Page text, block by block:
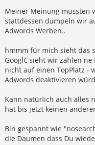
Meiner Meinung müssten
stattdessen dümpeln wir
Adwords Werben..
hmmm für mich sieht das
Googl€ sieht wir zahlen ne
nicht auf einen TopPlatz -
Adwords deaktivieren
Kann natürlich auch alles
hat bis jetzt keinen
Bin gespannt wie
die Daumen dass Du